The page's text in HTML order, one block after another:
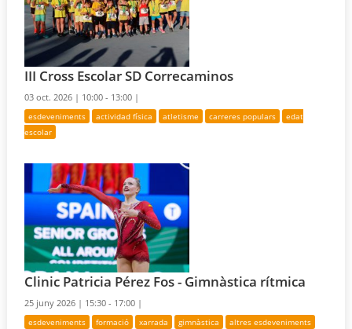
III Cross Escolar SD Correcaminos
03 oct. 2026 | 10:00 - 13:00 |
esdeveniments actividad física atletisme carreres populars
edat
escolar
Clinic Patricia Pérez Fos - Gimnàstica rítmica
25 juny 2026 | 15:30 - 17:00 |
esdeveniments formació xarrada gimnàstica
altres esdeveniments